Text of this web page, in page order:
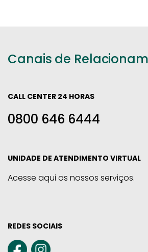
Canais de
CALL CENTER 24 HORAS
0800 646 6444
UNIDADE DE ATENDIMENTO VIRTUAL
Acesse aqui os nossos serviços.
REDES SOCIAIS